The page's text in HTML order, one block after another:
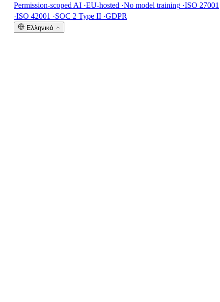
Permission-scoped AI ·EU-hosted ·No model training ·ISO 27001
·ISO 42001 ·SOC 2 Type II ·GDPR
Ελληνικά